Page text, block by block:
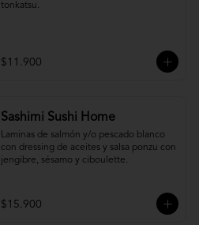
tonkatsu.
$11.900
Sashimi Sushi Home
Laminas de salmón y/o pescado blanco
con dressing de aceites y salsa ponzu con
jengibre, sésamo y ciboulette.
$15.900